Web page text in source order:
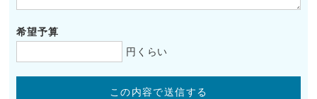
希望予算
円くらい
この内容で送信する